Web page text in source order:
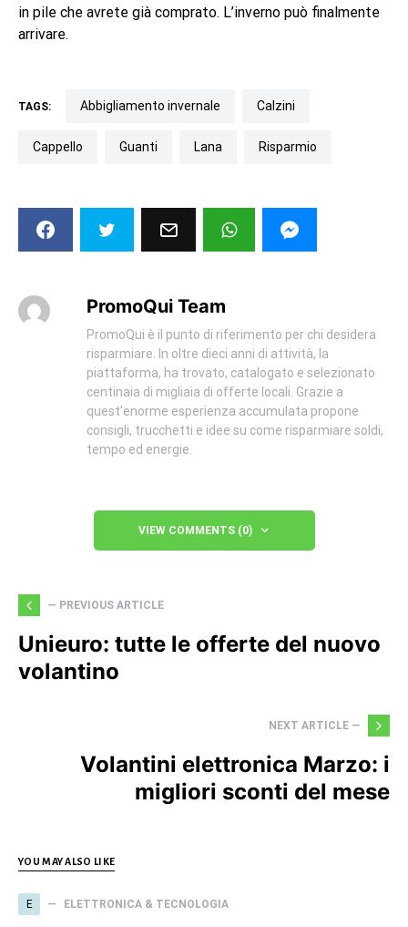
in pile che avrete già comprato. L’inverno può finalmente
arrivare.
TAGS: abbigliamento invernale calzini
cappello guanti lana risparmio
PromoQui Team
PromoQui è il punto di riferimento per chi desidera
risparmiare. In oltre dieci anni di attività, la
piattaforma, ha trovato, catalogato e selezionato
centinaia di migliaia di offerte locali. Grazie a
quest'enorme esperienza accumulata propone
consigli, trucchetti e idee su come risparmiare soldi,
tempo ed energie.
VIEW COMMENTS (0)
— PREVIOUS ARTICLE
Unieuro: tutte le offerte del nuovo
volantino
NEXT ARTICLE —
Volantini elettronica Marzo: i
migliori sconti del mese
YOU MAY ALSO LIKE
E ELETTRONICA & TECNOLOGIA